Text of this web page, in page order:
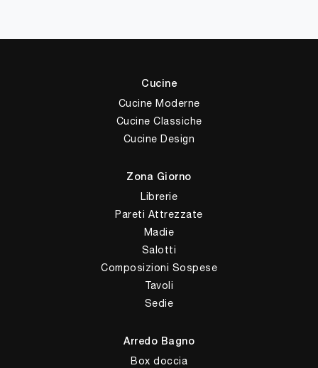
Cucine
Cucine Moderne
Cucine Classiche
Cucine Design
Zona Giorno
Librerie
Pareti Attrezzate
Madie
Salotti
Composizioni Sospese
Tavoli
Sedie
Arredo Bagno
Box doccia